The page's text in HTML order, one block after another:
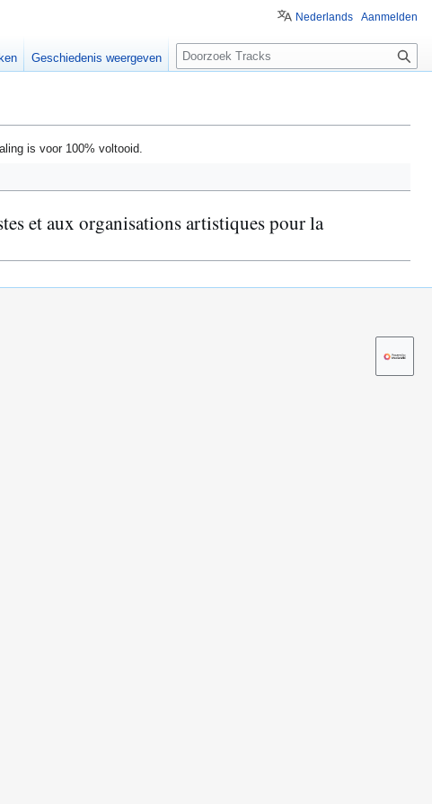
is voor 100% voltooid.
et aux organisations artistiques pour la
Nederlands Aanmelden
Geschiedenis weergeven
Z
o
e